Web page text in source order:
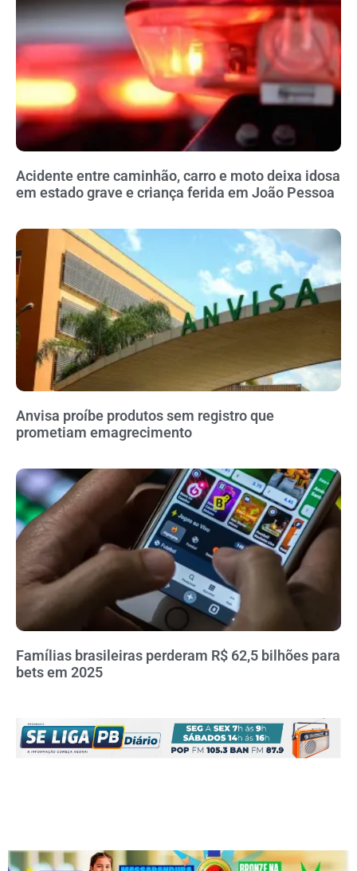
Acidente entre caminhão, carro e moto deixa idosa
em estado grave e criança ferida em João Pessoa
Anvisa proíbe produtos sem registro que
prometiam emagrecimento
Famílias brasileiras perderam R$ 62,5 bilhões para
bets em 2025